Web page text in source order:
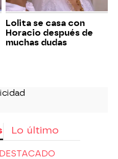
Lolita se casa con
Horacio después de
muchas dudas
Lo último